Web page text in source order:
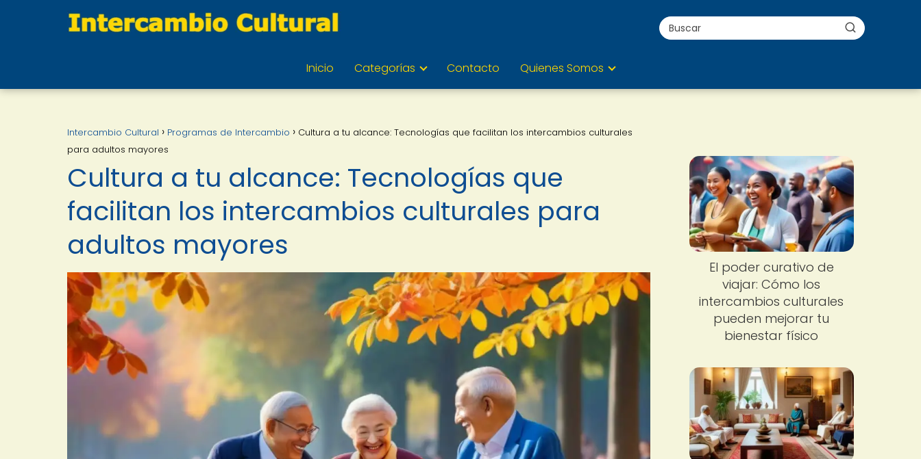
Inicio Categorías Contacto Quienes Somos
Intercambio Cultural Programas de Intercambio
Cultura a tu alcance: Tecnologías que facilitan los intercambios culturales
para adultos mayores
Cultura a tu alcance: Tecnologías que
facilitan los intercambios culturales para
adultos mayores
El poder curativo de
viajar: Cómo los
intercambios culturales
pueden mejorar tu
bienestar físico